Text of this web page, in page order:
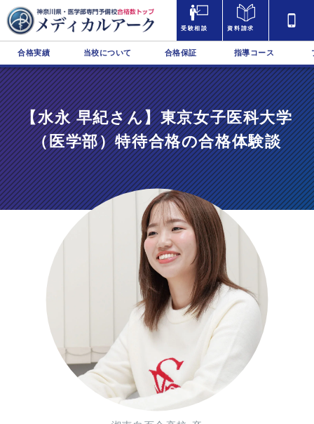
受験相談 資料請求
合格実績 当校について 合格保証 指導コース
【水永 早紀さん】東京女子医科大学
（医学部）特待合格の合格体験談